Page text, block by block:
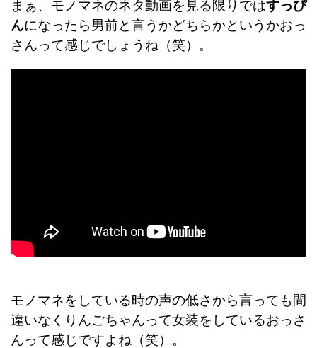
まぁ、モノマネのネタ動画を見る限りではすっぴ
んになったら男前と言うかどちらかというかおっ
さんって感じでしょうね（笑）。
モノマネをしている時の声の低さから言っても間
違いなくりんごちゃんって女装をしているおっさ
んって感じですよね（笑）。